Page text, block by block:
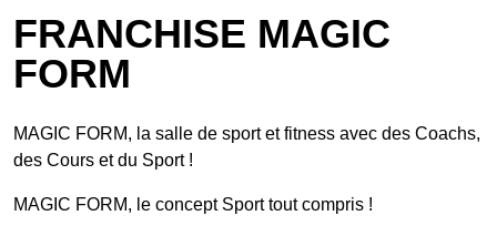
FRANCHISE MAGIC
FORM
MAGIC FORM, la salle de sport et fitness avec des Coachs,
des Cours et du Sport !
MAGIC FORM, le concept Sport tout compris !